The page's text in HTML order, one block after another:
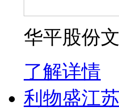
华平股份
了解详情
利物盛江